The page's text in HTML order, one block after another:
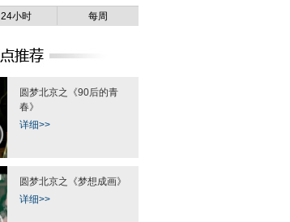
24小时 每周
圆梦北京之《90后的青
春》
详细>>
圆梦北京之《梦想成画》
详细>>